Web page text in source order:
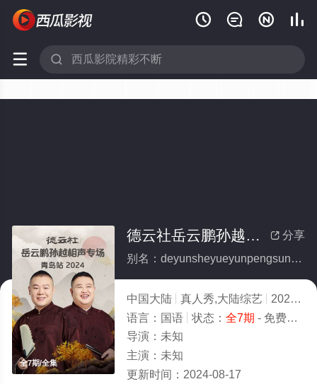
   
 
全7期/全集
 分享
德云社岳云鹏孙越相声专场青岛站 2024(全集)
别名：deyunsheyueyunpengsunyuexiangshengzhuanchangqingdaozhan2024
中国大陆 真人秀,大陆综艺 2024
语言： 国语 状态： 全7期 - 免费在线观看
导演： 未知
主演： 未知
更新时间： 2024-08-17